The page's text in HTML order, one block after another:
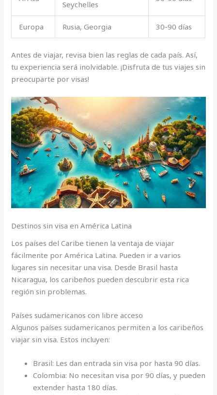
Seychelles
Europa Rusia, Georgia 30-90 días
Antes de viajar, revisa bien las reglas de cada país. Así,
tu experiencia será inolvidable. ¡Disfruta de tus viajes sin
preocuparte por visas!
Destinos sin visa en América Latina
Los países del Caribe tienen la ventaja de viajar
fácilmente por América Latina. Pueden ir a varios
lugares sin necesitar una visa. Desde Brasil hasta
Nicaragua, los caribeños pueden descubrir esta rica
región sin problemas.
Países sudamericanos con libre acceso
Algunos países sudamericanos permiten a los caribeños
viajar sin visa. Estos incluyen:
Brasil: Les dan entrada sin visa por hasta 90 días.
Colombia: No necesitan visa por 90 días, y pueden
extender hasta 180 días.